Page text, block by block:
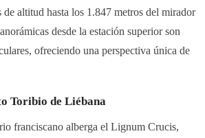
de altitud hasta los 1.847 metros del mirador
desde la estación superior son
ofreciendo una perspectiva única de
Toribio de Liébana
franciscano alberga el Lignum Crucis,